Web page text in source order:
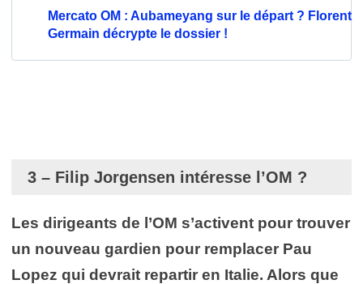
Mercato OM : Aubameyang sur le départ ? Florent
Germain décrypte le dossier !
3 – Filip Jorgensen intéresse l’OM ?
Les dirigeants de l’OM s’activent pour trouver
un nouveau gardien pour remplacer Pau
Lopez qui devrait repartir en Italie. Alors que